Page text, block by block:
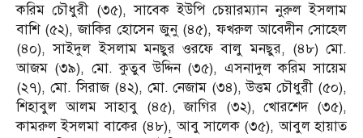
করিম চৌধুরী (৩৫), সাবেক ইউপি চেয়ারম্যান নুরুল ইসলাম
বাশি (৫২), জাকির হোসেন জুনু (৪৫), ফখরুল আবেদীন সোহেল
(৪০), সাইদুল ইসলাম মনছুর ওরফে বালু মনছুর, (৪৮) মো.
আজম (৩৯), মো. কুতুব উদ্দিন (৩৫), এসনাদুল করিম সায়েম
(২৭), মো. সিরাজ (৪২), মো. নেজাম (৩৪), উত্তম চৌধুরী (৫০),
শিহাবুল আলম সাহাবু (৪৫), জাগির (৩২), খোরশেদ (৩৫),
কামরুল ইসলমা বাকের (৪৮), আবু সালেক (৩৫), আবুল হায়াত